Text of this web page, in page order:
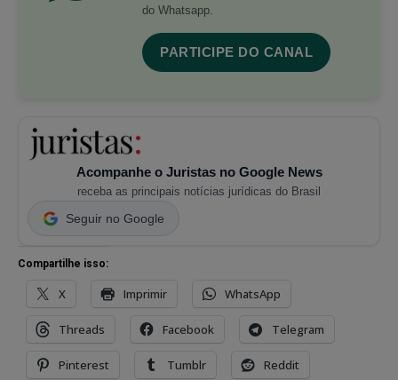
do Whatsapp.
PARTICIPE DO CANAL
Acompanhe o Juristas no Google News
receba as principais notícias jurídicas do Brasil
Seguir no Google
Compartilhe isso:
X Imprimir WhatsApp
Threads Facebook Telegram
Pinterest Tumblr Reddit